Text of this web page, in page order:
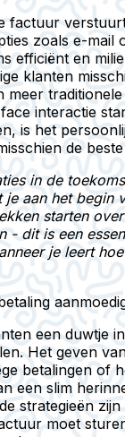
factuur
zoals e-mail
efficiënt en
klanten
meer
interactie
is het
de
in de
aan het begin
starten over
- dit is een
je leert
een duwtje
Het geven
betalingen of
een slim
strategieën
moet